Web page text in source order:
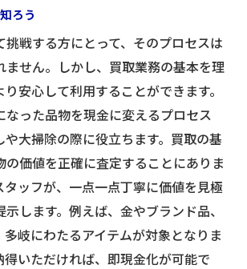
における信頼の重要性
応がもたらす安心感
声から見る買取の安心ポイント
消するためのサポート体制
価格を提示するための取り組み
に関するよくある誤解の解消
大掃除の悩みを即解決！買取でスッ
し時に役立つ買取の活用法
出た不要品の整理術
ろう
挑戦する方にとって、そのプロセスは
ません。しかし、買取業務の基本を理
安心して利用することができます。
なった品物を現金に変えるプロセス
や大掃除の際に役立ちます。買取の基
の価値を正確に査定することにありま
タッフが、一点一点丁寧に価値を見極
します。例えば、金やブランド品、
多岐にわたるアイテムが対象となりま
得いただければ、即現金化が可能で